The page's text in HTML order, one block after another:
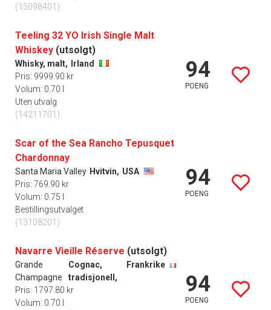
(15098401)
Teeling 32 YO Irish Single Malt
Whiskey (utsolgt)
Whisky, malt,
Irland
Pris: 9999.90 kr
Volum: 0.70 l
Uten utvalg
(14211701)
94
POENG
Scar of the Sea Rancho Tepusquet
Chardonnay
Santa Maria Valley Hvitvin, USA
Pris: 769.90 kr
Volum: 0.75 l
Bestillingsutvalget
(13108201)
94
POENG
Navarre Vieille Réserve (utsolgt)
Grande
Champagne
Cognac,
tradisjonell,
Frankrike
Pris: 1797.80 kr
Volum: 0.70 l
94
POENG